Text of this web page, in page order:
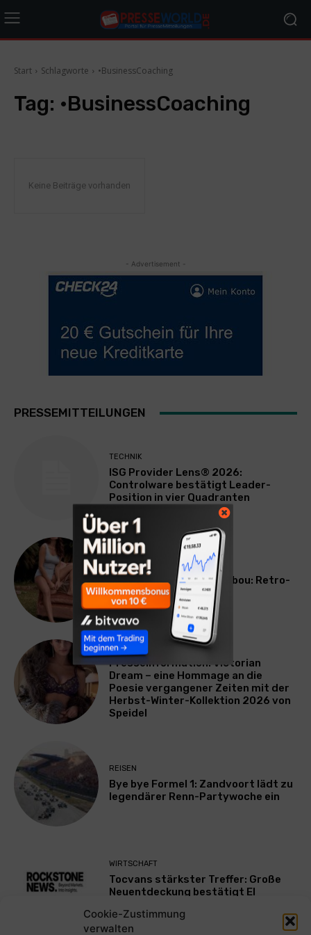
Cookie-Zustimmung
verwalten
Start Schlagworte •BusinessCoaching
Tag: •BusinessCoaching
Keine Beiträge vorhanden
- Advertisement -
PRESSEMITTEILUNGEN
TECHNIK
ISG Provider Lens® 2026:
Controlware bestätigt Leader-
Position in vier Quadranten
LIFESTYLE
Neue Speidel-Serie Bambou: Retro-
Poesie für den Alltag
LIFESTYLE
Presseinformation: Victorian
Dream – eine Hommage an die
Poesie vergangener Zeiten mit der
Herbst-Winter-Kollektion 2026 von
Speidel
REISEN
Bye bye Formel 1: Zandvoort lädt zu
legendärer Renn-Partywoche ein
WIRTSCHAFT
Tocvans stärkster Treffer: Große
Neuentdeckung bestätigt El